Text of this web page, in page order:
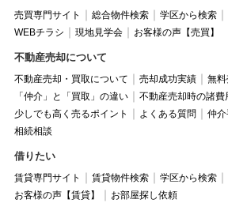
売買専門サイト 総合物件検索 学区から検索
WEBチラシ
現地見学会 お客様の声【売買】
不動産売却について
不動産売却・買取について 売却成功実績
無
「仲介」と「買取」の違い
不動産売却時の諸費
少しでも高く売るポイント
よくある質問
仲
相続相談
借りたい
賃貸専門サイト 賃貸物件検索 学区から検索
お客様の声【賃貸】
お部屋探し依頼